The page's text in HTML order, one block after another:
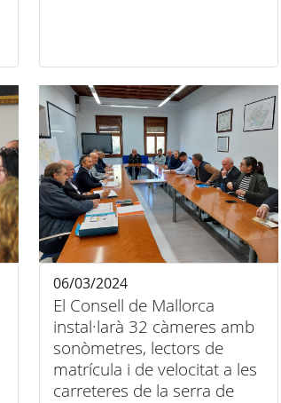
El Consell de Mallorca
instal·larà 32 càmeres amb
sonòmetres, lectors de
matrícula i de velocitat a les
carreteres de la serra de
06/03/2024